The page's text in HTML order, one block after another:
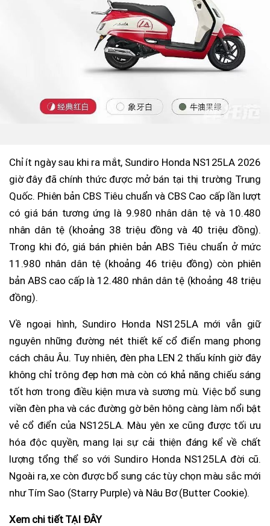
Chỉ ít ngày sau khi ra mắt, Sundiro Honda NS125LA 2026
giờ đây đã chính thức được mở bán tại thị trường Trung
Quốc. Phiên bản CBS Tiêu chuẩn và CBS Cao cấp lần lượt
có giá bán tương ứng là 9.980 nhân dân tệ và 10.480
nhân dân tệ (khoảng 38 triệu đồng và 40 triệu đồng).
Trong khi đó, giá bán phiên bản ABS Tiêu chuẩn ở mức
11.980 nhân dân tệ (khoảng 46 triệu đồng) còn phiên
bản ABS cao cấp là 12.480 nhân dân tệ (khoảng 48 triệu
đồng).
Về ngoại hình, Sundiro Honda NS125LA mới vẫn giữ
nguyên những đường nét thiết kế cổ điển mang phong
cách châu Âu. Tuy nhiên, đèn pha LEN 2 thấu kính giờ đây
không chỉ trông đẹp hơn mà còn có khả năng chiếu sáng
tốt hơn trong điều kiện mưa và sương mù. Việc bổ sung
viền đèn pha và các đường gờ bên hông càng làm nổi bật
vẻ cổ điển của NS125LA. Màu yên xe cũng được tối ưu
hóa độc quyền, mang lại sự cải thiện đáng kể về chất
lượng tổng thể so với Sundiro Honda NS125LA đời cũ.
Ngoài ra, xe còn được bổ sung các tùy chọn màu sắc mới
như Tím Sao (Starry Purple) và Nâu Bơ (Butter Cookie).
Xem chi tiết TẠI ĐÂY